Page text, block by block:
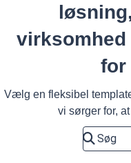
virksomhed
for
Vælg en fleksibel
vi sørger for,